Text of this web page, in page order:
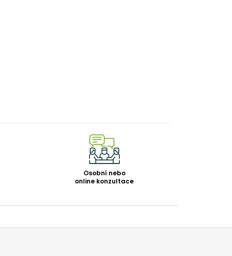
Osobní nebo
online konzultace